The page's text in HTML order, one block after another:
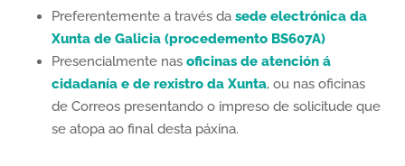
Preferentemente a través da sede electrónica da
Xunta de Galicia (procedemento BS607A)
Presencialmente nas oficinas de atención á
cidadanía e de rexistro da Xunta, ou nas oficinas
de Correos presentando o impreso de solicitude que
se atopa ao final desta páxina.